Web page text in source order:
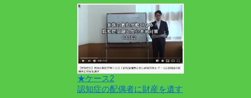
★ケース2
認知症の配偶者に財産を遺す